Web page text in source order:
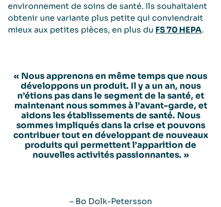
environnement de soins de santé. Ils souhaitaient
obtenir une variante plus petite qui conviendrait
mieux aux petites pièces, en plus du FS 70 HEPA.
« Nous apprenons en même temps que nous
développons un produit. Il y a un an, nous
n’étions pas dans le segment de la santé, et
maintenant nous sommes à l’avant-garde, et
aidons les établissements de santé. Nous
sommes impliqués dans la crise et pouvons
contribuer tout en développant de nouveaux
produits qui permettent l’apparition de
nouvelles activités passionnantes. »
– Bo Dolk-Petersson